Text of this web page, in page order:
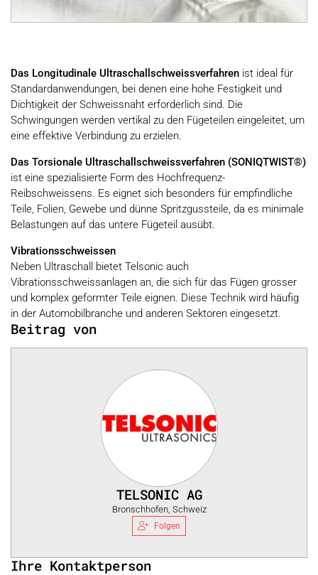
Das Longitudinale Ultraschallschweissverfahren ist ideal für
Standardanwendungen, bei denen eine hohe Festigkeit und
Dichtigkeit der Schweissnaht erforderlich sind. Die
Schwingungen werden vertikal zu den Fügeteilen eingeleitet, um
eine effektive Verbindung zu erzielen.
Das Torsionale Ultraschallschweissverfahren (SONIQTWIST®)
ist eine spezialisierte Form des Hochfrequenz-
Reibschweissens. Es eignet sich besonders für empfindliche
Teile, Folien, Gewebe und dünne Spritzgussteile, da es minimale
Belastungen auf das untere Fügeteil ausübt.
Vibrationsschweissen
Neben Ultraschall bietet Telsonic auch
Vibrationsschweissanlagen an, die sich für das Fügen grosser
und komplex geformter Teile eignen. Diese Technik wird häufig
in der Automobilbranche und anderen Sektoren eingesetzt.
Beitrag von
TELSONIC AG
Bronschhofen, Schweiz
Folgen
Ihre Kontaktperson